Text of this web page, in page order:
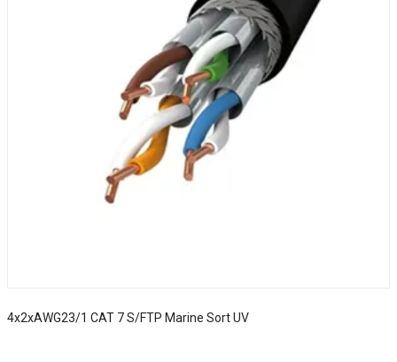
4x2xAWG23/1 CAT 7 S/FTP Marine Sort UV